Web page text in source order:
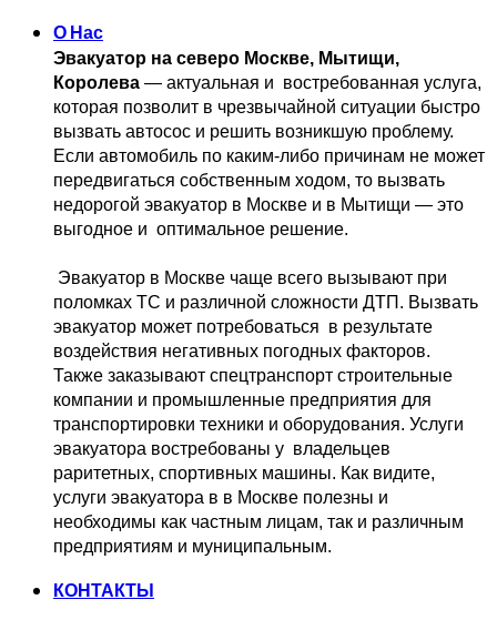
О Нас
Эвакуатор на северо Москве, Мытищи,
Королева — актуальная и востребованная услуга,
Если автомобиль по каким-либо причинам не может
передвигаться собственным ходом, то вызвать
недорогой эвакуатор в Москве и в Мытищи — это
выгодное и оптимальное решение.
поломках ТС и различной сложности ДТП. Вызвать
эвакуатор может потребоваться  в результате
воздействия негативных погодных факторов.
Также заказывают спецтранспорт строительные
компании и промышленные предприятия для
транспортировки техники и оборудования. Услуги
эвакуатора востребованы у  владельцев
раритетных, спортивных машины. Как видите,
услуги эвакуатора в в Москве полезны и
необходимы как частным лицам, так и различным
предприятиям и муниципальным.
КОНТАКТЫ